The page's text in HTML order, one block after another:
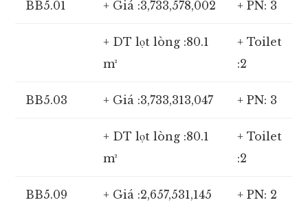
BB5.01 + Giá :3,733,578,002 + PN: 3
+ DT lọt lòng :80.1
m²
+ Toilet
:2
BB5.03 + Giá :3,733,313,047 + PN: 3
+ DT lọt lòng :80.1
m²
+ Toilet
:2
BB5.09 + Giá :2,657,531,145 + PN: 2